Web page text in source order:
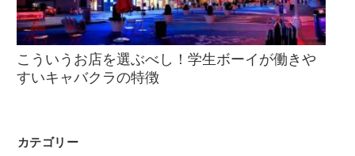
こういうお店を選ぶべし！学生ボーイが働きや
すいキャバクラの特徴
カテゴリー